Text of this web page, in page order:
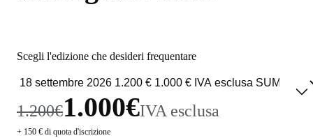
Scegli l'edizione che desideri frequentare
1.200€1.000€IVA esclusa
+ 150 € di quota d'iscrizione